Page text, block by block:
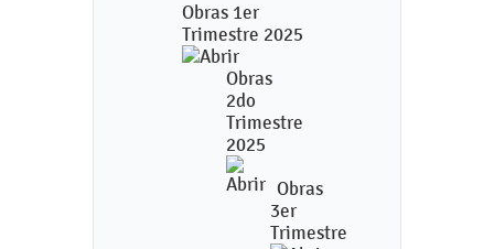
Obras 1er
Trimestre 2025
Obras
2do
Trimestre
2025
Obras
3er
Trimestre